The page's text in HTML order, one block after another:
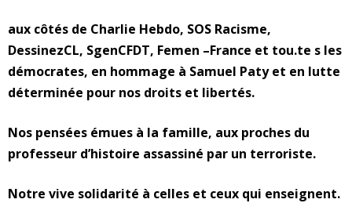
aux côtés de Charlie Hebdo, SOS Racisme,
DessinezCL, SgenCFDT, Femen –France et tou.te s les
démocrates, en hommage à Samuel Paty et en lutte
déterminée pour nos droits et libertés.
Nos pensées émues à la famille, aux proches du
professeur d’histoire assassiné par un terroriste.
Notre vive solidarité à celles et ceux qui enseignent.